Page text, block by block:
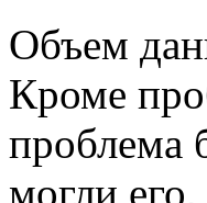
Объем
Кроме
проблема
могли